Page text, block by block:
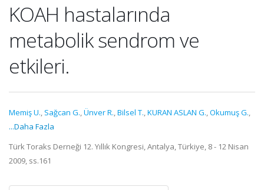
KOAH hastalarında
metabolik sendrom ve
etkileri.
Memiş U., Sağcan G.,Ünver R.,Bilsel T.,KURAN ASLAN G.,Okumuş G.,
...Daha Fazla
Türk Toraks Derneği 12. Yıllık Kongresi, Antalya, Türkiye, 8 - 12 Nisan
2009, ss.161